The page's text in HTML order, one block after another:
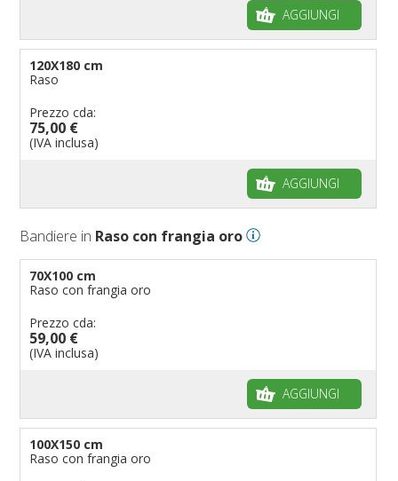
AGGIUNGI
120X180 cm
Raso
Prezzo cda:
75,00 €
(IVA inclusa)
AGGIUNGI
Bandiere in Raso con frangia oro
70X100 cm
Raso con frangia oro
Prezzo cda:
59,00 €
(IVA inclusa)
AGGIUNGI
100X150 cm
Raso con frangia oro